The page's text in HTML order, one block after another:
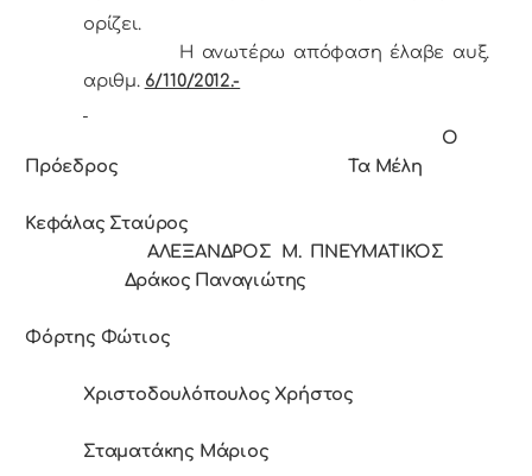
oρίζει.
Η ανωτέρω απόφαση έλαβε αυξ.
αριθμ. 6/110/2012.-
Ο
Πρόεδρoς Τα Μέλη
Κεφάλας Σταύρος
ΑΛΕΞΑΝΔΡΟΣ Μ. ΠΝΕΥΜΑΤΙΚΟΣ
Δράκος Παναγιώτης
Φόρτης Φώτιος
Χριστοδουλόπουλος Χρήστος
Σταματάκης Μάριος